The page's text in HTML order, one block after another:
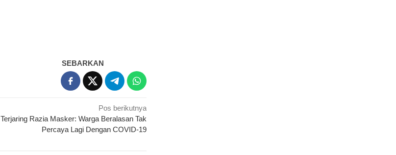
SEBARKAN
Pos berikutnya
Terjaring Razia Masker: Warga Beralasan Tak
Percaya Lagi Dengan COVID-19